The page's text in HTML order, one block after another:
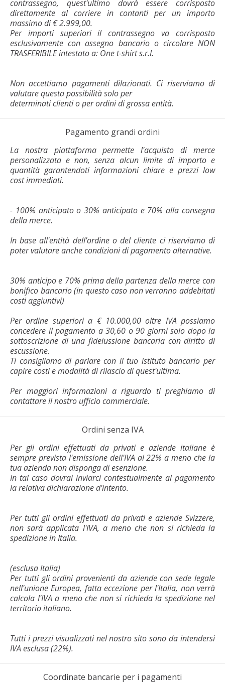
contrassegno, quest'ultimo dovrà essere corrisposto
direttamente al corriere in contanti per un importo
massimo di € 2.999,00.
Per importi superiori il contrassegno va corrisposto
esclusivamente con assegno bancario o circolare NON
TRASFERIBILE intestato a: One t-shirt s.r.l.
Non accettiamo pagamenti dilazionati. Ci riserviamo di
valutare questa possibilità solo per
determinati clienti o per ordini di grossa entità.
Pagamento grandi ordini
La nostra piattaforma permette l'acquisto di merce
personalizzata e non, senza alcun limite di importo e
quantità garantendoti informazioni chiare e prezzi low
cost immediati.
- 100% anticipato o 30% anticipato e 70% alla consegna
della merce.
In base all'entità dell'ordine o del cliente ci riserviamo di
poter valutare anche condizioni di pagamento alternative.
30% anticipo e 70% prima della partenza della merce con
bonifico bancario (in questo caso non verranno addebitati
costi aggiuntivi)
Per ordine superiori a € 10.000,00 oltre IVA possiamo
concedere il pagamento a 30,60 o 90 giorni solo dopo la
sottoscrizione di una fideiussione bancaria con diritto di
escussione.
Ti consigliamo di parlare con il tuo istituto bancario per
capire costi e modalità di rilascio di quest'ultima.
Per maggiori informazioni a riguardo ti preghiamo di
contattare il nostro ufficio commerciale.
Ordini senza IVA
Per gli ordini effettuati da privati e aziende italiane è
sempre prevista l'emissione dell'IVA al 22% a meno che la
tua azienda non disponga di esenzione.
In tal caso dovrai inviarci contestualmente al pagamento
la relativa dichiarazione d'intento.
Per tutti gli ordini effettuati da privati e aziende Svizzere,
non sarà applicata l'IVA, a meno che non si richieda la
spedizione in Italia.
(esclusa Italia)
Per tutti gli ordini provenienti da aziende con sede legale
nell'unione Europea, fatta eccezione per l'Italia, non verrà
calcola l'IVA a meno che non si richieda la spedizione nel
territorio italiano.
Tutti i prezzi visualizzati nel nostro sito sono da intendersi
IVA esclusa (22%).
Coordinate bancarie per i pagamenti